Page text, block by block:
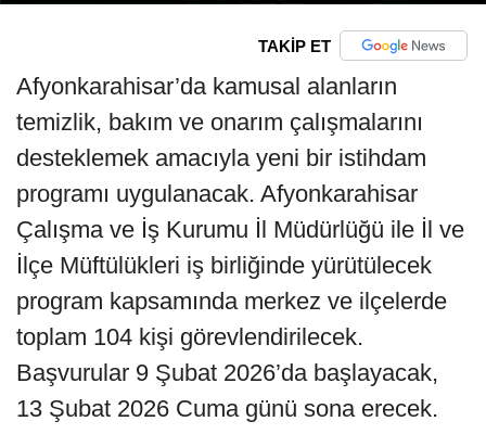
TAKİP ET
Afyonkarahisar’da kamusal alanların
temizlik, bakım ve onarım çalışmalarını
desteklemek amacıyla yeni bir istihdam
programı uygulanacak. Afyonkarahisar
Çalışma ve İş Kurumu İl Müdürlüğü ile İl ve
İlçe Müftülükleri iş birliğinde yürütülecek
program kapsamında merkez ve ilçelerde
toplam 104 kişi görevlendirilecek.
Başvurular 9 Şubat 2026’da başlayacak,
13 Şubat 2026 Cuma günü sona erecek.